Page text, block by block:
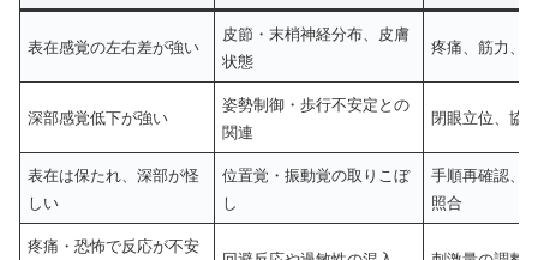
表在感覚の左右差が強い
皮節・末梢神経分布、皮膚
状態
疼痛、筋力、
深部感覚低下が強い
姿勢制御・歩行不安定との
関連
閉眼立位、協
表在は保たれ、深部が怪
しい
位置覚・振動覚の取りこぼ
し
手順再確認、
照合
疼痛・恐怖で反応が不安